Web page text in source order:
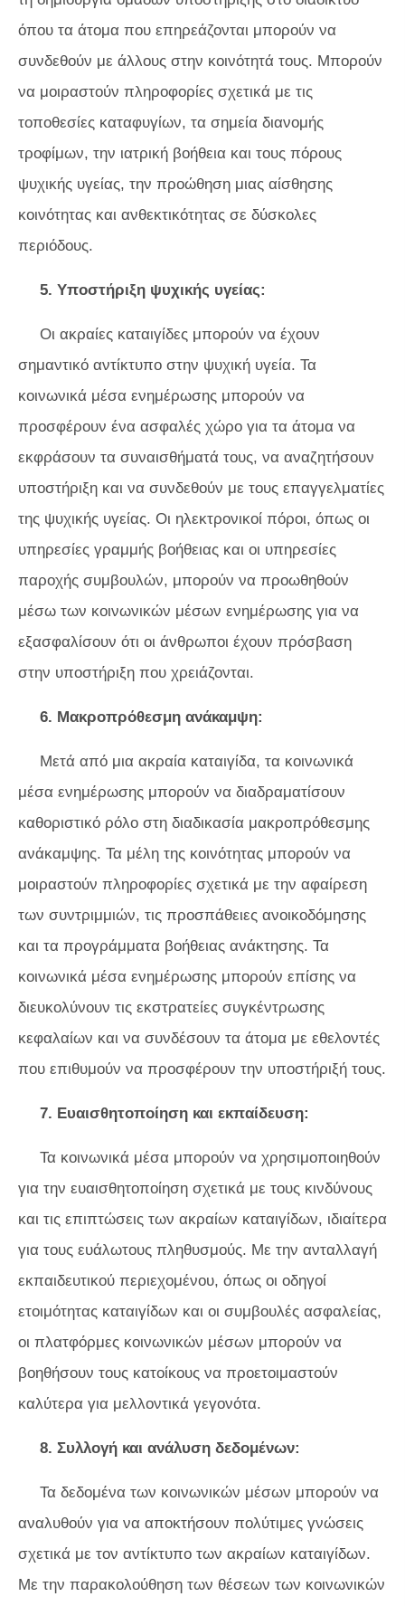
όπου τα άτομα που επηρεάζονται μπορούν να
συνδεθούν με άλλους στην κοινότητά τους. Μπορούν
να μοιραστούν πληροφορίες σχετικά με τις
τοποθεσίες καταφυγίων, τα σημεία διανομής
τροφίμων, την ιατρική βοήθεια και τους πόρους
ψυχικής υγείας, την προώθηση μιας αίσθησης
κοινότητας και ανθεκτικότητας σε δύσκολες
περιόδους.
5. Υποστήριξη ψυχικής υγείας:
Οι ακραίες καταιγίδες μπορούν να έχουν
σημαντικό αντίκτυπο στην ψυχική υγεία. Τα
κοινωνικά μέσα ενημέρωσης μπορούν να
προσφέρουν ένα ασφαλές χώρο για τα άτομα να
εκφράσουν τα συναισθήματά τους, να αναζητήσουν
υποστήριξη και να συνδεθούν με τους επαγγελματίες
της ψυχικής υγείας. Οι ηλεκτρονικοί πόροι, όπως οι
υπηρεσίες γραμμής βοήθειας και οι υπηρεσίες
παροχής συμβουλών, μπορούν να προωθηθούν
μέσω των κοινωνικών μέσων ενημέρωσης για να
εξασφαλίσουν ότι οι άνθρωποι έχουν πρόσβαση
στην υποστήριξη που χρειάζονται.
6. Μακροπρόθεσμη ανάκαμψη:
Μετά από μια ακραία καταιγίδα, τα κοινωνικά
μέσα ενημέρωσης μπορούν να διαδραματίσουν
καθοριστικό ρόλο στη διαδικασία μακροπρόθεσμης
ανάκαμψης. Τα μέλη της κοινότητας μπορούν να
μοιραστούν πληροφορίες σχετικά με την αφαίρεση
των συντριμμιών, τις προσπάθειες ανοικοδόμησης
και τα προγράμματα βοήθειας ανάκτησης. Τα
κοινωνικά μέσα ενημέρωσης μπορούν επίσης να
διευκολύνουν τις εκστρατείες συγκέντρωσης
κεφαλαίων και να συνδέσουν τα άτομα με εθελοντές
που επιθυμούν να προσφέρουν την υποστήριξή τους.
7. Ευαισθητοποίηση και εκπαίδευση:
Τα κοινωνικά μέσα μπορούν να χρησιμοποιηθούν
για την ευαισθητοποίηση σχετικά με τους κινδύνους
και τις επιπτώσεις των ακραίων καταιγίδων, ιδιαίτερα
για τους ευάλωτους πληθυσμούς. Με την ανταλλαγή
εκπαιδευτικού περιεχομένου, όπως οι οδηγοί
ετοιμότητας καταιγίδων και οι συμβουλές ασφαλείας,
οι πλατφόρμες κοινωνικών μέσων μπορούν να
βοηθήσουν τους κατοίκους να προετοιμαστούν
καλύτερα για μελλοντικά γεγονότα.
8. Συλλογή και ανάλυση δεδομένων:
Τα δεδομένα των κοινωνικών μέσων μπορούν να
αναλυθούν για να αποκτήσουν πολύτιμες γνώσεις
σχετικά με τον αντίκτυπο των ακραίων καταιγίδων.
Με την παρακολούθηση των θέσεων των κοινωνικών